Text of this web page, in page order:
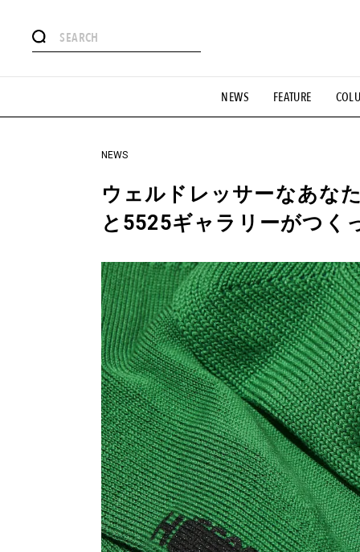
NEWS FEATURE
#憧れの逸品 #ESSENTIAL
#GH 銘品の所以 #フイナムのYouTube #Commune H
#HANDSOME HANDBOOK
NEWS
ウェルドレッサーなあな
と5525ギャラリーがつく